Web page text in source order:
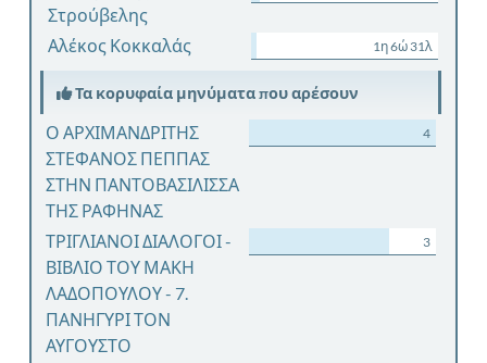
Στρούβελης
Αλέκος Κοκκαλάς 1η 6ώ 31λ
Τα κορυφαία μηνύματα που αρέσουν
Ο ΑΡΧΙΜΑΝΔΡΙΤΗΣ
ΣΤΕΦΑΝΟΣ ΠΕΠΠΑΣ
ΣΤΗΝ ΠΑΝΤΟΒΑΣΙΛΙΣΣΑ
ΤΗΣ ΡΑΦΗΝΑΣ
4
ΤΡΙΓΛΙΑΝΟΙ ΔΙΑΛΟΓΟΙ -
ΒΙΒΛΙΟ ΤΟΥ ΜΑΚΗ
ΛΑΔΟΠΟΥΛΟΥ - 7.
ΠΑΝΗΓΥΡΙ ΤΟΝ
ΑΥΓΟΥΣΤΟ
3